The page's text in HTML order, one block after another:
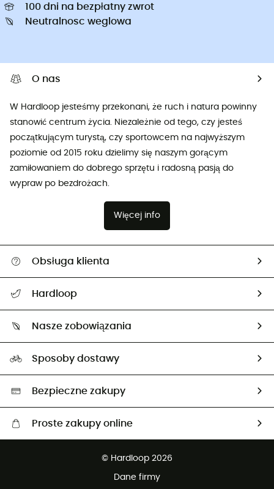
100 dni na bezpłatny zwrot
Neutralnosc weglowa
O nas
W Hardloop jesteśmy przekonani, że ruch i natura powinny
stanowić centrum życia. Niezależnie od tego, czy jesteś
początkującym turystą, czy sportowcem na najwyższym
poziomie od 2015 roku dzielimy się naszym gorącym
zamiłowaniem do dobrego sprzętu i radosną pasją do
wypraw po bezdrożach.
Więcej info
Obsługa klienta
Śledzenie przesyłki
Zwrot artykułów i zwrot środków
Hardloop
Nasze zobowiązania
Neutralność węglowa
Wybrane produkty eko
Sposoby dostawy
Bezpieczne zakupy
Proste zakupy online
© Hardloop 2026
Dane firmy